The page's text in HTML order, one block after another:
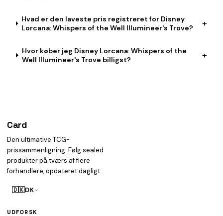
Hvad er den laveste pris registreret for Disney
Lorcana: Whispers of the Well Illumineer's Trove?
+
Hvor køber jeg Disney Lorcana: Whispers of the
Well Illumineer's Trove billigst?
+
Card
Den ultimative TCG-
prissammenligning. Følg sealed
produkter på tværs af flere
forhandlere, opdateret dagligt.
🇩🇰DK
UDFORSK